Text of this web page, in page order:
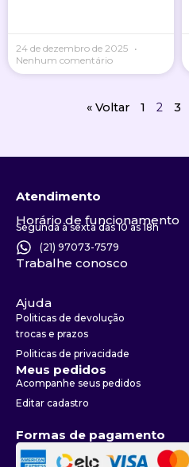
24 de dezembro de 2025
Nenhum comentário
« Voltar 1 2 3
Atendimento
Horário de funcionamento
Segunda à sexta das 10 às 18h
(21) 97073-7579
Trabalhe conosco
Ajuda
Politicas de devolução
trocas e prazos
Politicas de privacidade
Meus pedidos
Acompanhe seus pedidos
Editar cadastro
Formas de pagamento